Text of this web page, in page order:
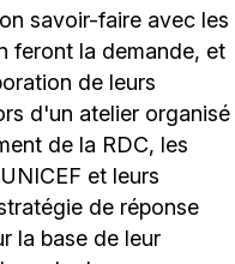
savoir-faire avec les
feront la demande, et
de leurs
d'un atelier organisé
de la RDC, les
et leurs
de réponse
la base de leur